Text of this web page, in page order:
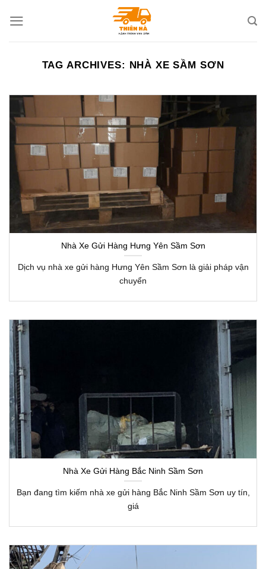
TAG ARCHIVES: NHÀ XE SẦM SƠN
Nhà Xe Gửi Hàng Hưng Yên Sầm Sơn
Dịch vụ nhà xe gửi hàng Hưng Yên Sầm Sơn là giải pháp vận
chuyển
Nhà Xe Gửi Hàng Bắc Ninh Sầm Sơn
Bạn đang tìm kiếm nhà xe gửi hàng Bắc Ninh Sầm Sơn uy tín,
giá